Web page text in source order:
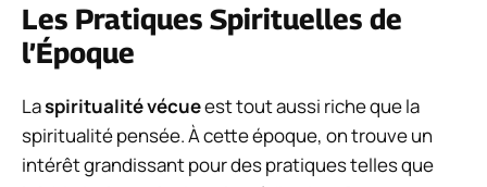
Les Pratiques Spirituelles de
l’Époque
Laspiritualité vécueest tout aussi riche que la
spiritualité pensée. À cette époque, on trouve un
intérêt grandissant pour des pratiques telles que